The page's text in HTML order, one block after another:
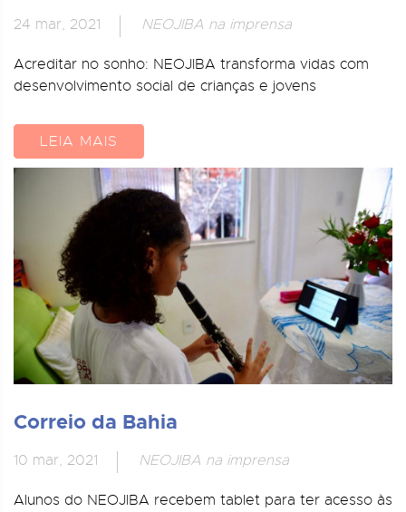
24 mar, 2021 NEOJIBA na imprensa
Acreditar no sonho: NEOJIBA transforma vidas com
desenvolvimento social de crianças e jovens
LEIA MAIS
Correio da Bahia
10 mar, 2021 NEOJIBA na imprensa
Alunos do NEOJIBA recebem tablet para ter acesso às